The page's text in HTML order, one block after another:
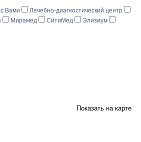
Вами
Лечебно-диагностический центр
Мирамед СитиМед
Элизиум
Показать на карте